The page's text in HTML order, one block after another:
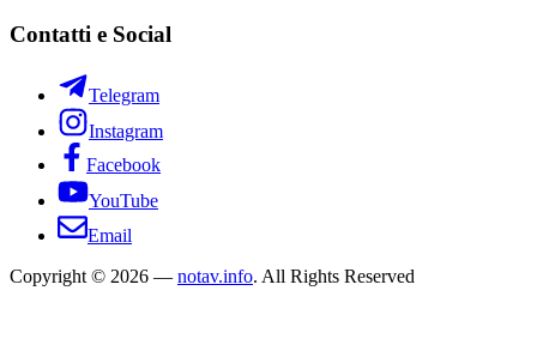
Contatti e Social
Telegram
Instagram
Facebook
YouTube
Email
Copyright © 2026 — notav.info. All Rights Reserved